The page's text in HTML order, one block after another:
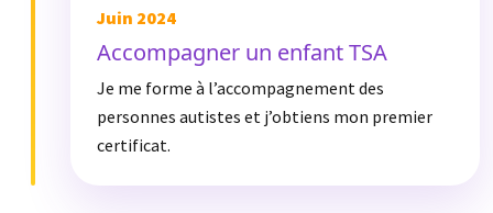
Juin 2024
Accompagner un enfant TSA
Je me forme à l’accompagnement des
personnes autistes et j’obtiens mon premier
certificat.